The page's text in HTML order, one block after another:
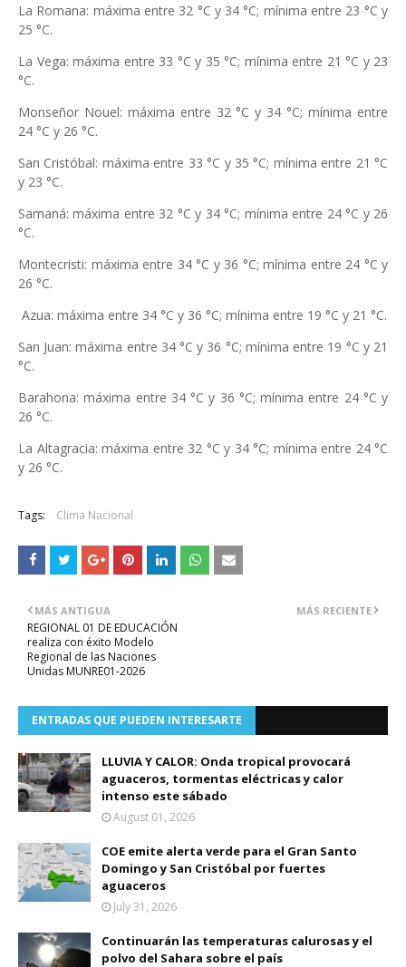
La Romana: máxima entre 32 °C y 34 °C; mínima entre 23 °C y
25 °C.
La Vega: máxima entre 33 °C y 35 °C; mínima entre 21 °C y 23
°C.
Monseñor Nouel: máxima entre 32 °C y 34 °C; mínima entre
24 °C y 26 °C.
San Cristóbal: máxima entre 33 °C y 35 °C; mínima entre 21 °C
y 23 °C.
Samaná: máxima entre 32 °C y 34 °C; mínima entre 24 °C y 26
°C.
Montecristi: máxima entre 34 °C y 36 °C; mínima entre 24 °C y
26 °C.
Azua: máxima entre 34 °C y 36 °C; mínima entre 19 °C y 21 °C.
San Juan: máxima entre 34 °C y 36 °C; mínima entre 19 °C y 21
°C.
Barahona: máxima entre 34 °C y 36 °C; mínima entre 24 °C y
26 °C.
La Altagracia: máxima entre 32 °C y 34 °C; mínima entre 24 °C
y 26 °C.
Tags: Clima Nacional
MÁS RECIENTE
MÁS ANTIGUA
REGIONAL 01 DE EDUCACIÓN
realiza con éxito Modelo
Regional de las Naciones
Unidas MUNRE01-2026
ENTRADAS QUE PUEDEN INTERESARTE
LLUVIA Y CALOR: Onda tropical provocará
aguaceros, tormentas eléctricas y calor
intenso este sábado
August 01, 2026
COE emite alerta verde para el Gran Santo
Domingo y San Cristóbal por fuertes
aguaceros
July 31, 2026
Continuarán las temperaturas calurosas y el
polvo del Sahara sobre el país